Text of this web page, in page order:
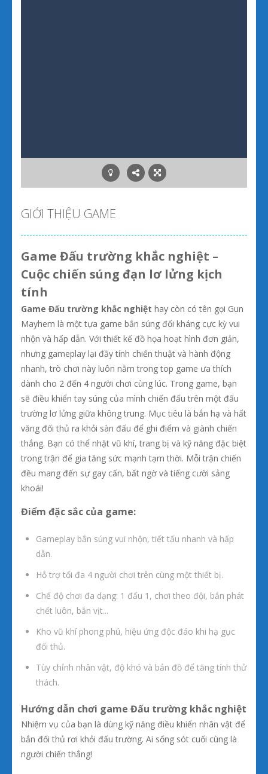
GIỚI THIỆU GAME
Game Đấu trường khắc nghiệt –
Cuộc chiến súng đạn lơ lửng kịch
tính
Game Đấu trường khắc nghiệt hay còn có tên gọi Gun
Mayhem là một tựa game bắn súng đối kháng cực kỳ vui
nhộn và hấp dẫn. Với thiết kế đồ họa hoạt hình đơn giản,
nhưng gameplay lại đầy tính chiến thuật và hành động
nhanh, trò chơi này luôn nằm trong top game ưa thích
dành cho 2 đến 4 người chơi cùng lúc. Trong game, bạn
sẽ điều khiển tay súng của mình chiến đấu trên một đấu
trường lơ lửng giữa không trung. Mục tiêu là bắn hạ và hất
văng đối thủ ra khỏi sàn đấu để ghi điểm và giành chiến
thắng. Bạn có thể nhặt vũ khí, trang bị và kỹ năng đặc biệt
trong trận để gia tăng sức mạnh tạm thời. Mỗi trận chiến
đều mang đến sự gay cấn, bất ngờ và tiếng cười sảng
khoái!
Điểm đặc sắc của game:
Gameplay bắn súng vui nhộn, tiết tấu nhanh và hấp
dẫn.
Hỗ trợ tối đa 4 người chơi trên cùng một thiết bị.
Chế độ chơi đa dạng: 1 đấu 1, chơi theo đội, bắn phát
chết luôn, bắn vịt...
Kho vũ khí phong phú, hiệu ứng độc đáo khi hạ gục
đối thủ.
Tùy chỉnh nhân vật, độ khó và bản đồ để tăng tính thử
thách.
Hướng dẫn chơi game Đấu trường khắc nghiệt
Nhiệm vụ của bạn là dùng kỹ năng điều khiển nhân vật để
bắn đối thủ rơi khỏi đấu trường. Ai sống sót cuối cùng là
người chiến thắng!